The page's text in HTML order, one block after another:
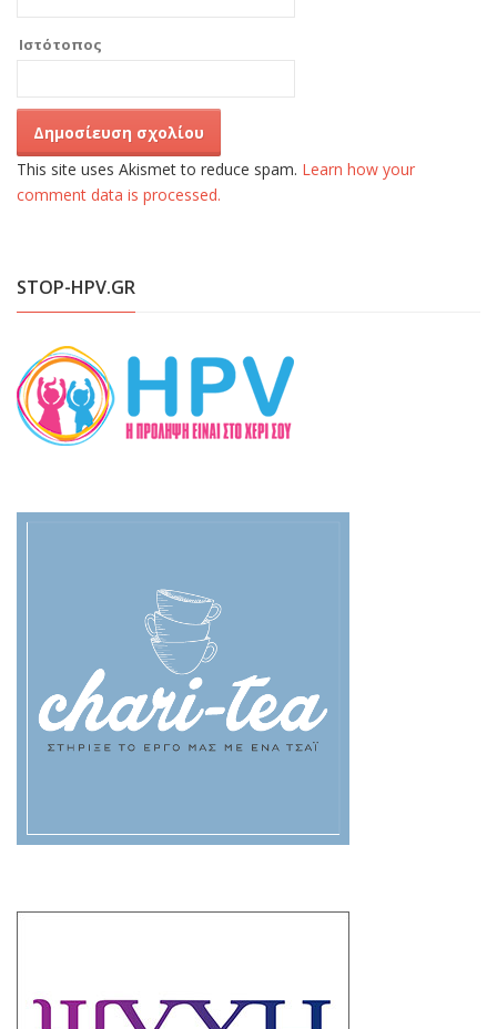
Ιστότοπος
This site uses Akismet to reduce spam. Learn how your
comment data is processed.
STOP-HPV.GR